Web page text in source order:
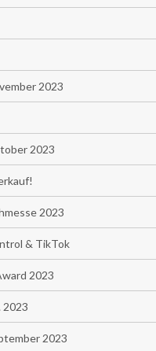
2023
2023
2023
& TikTok
2023
2023
2023